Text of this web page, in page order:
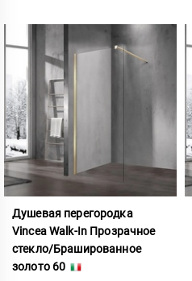
Душевая перегородка
Vincea Walk-In Прозрачное
стекло/Брашированное
золото 60